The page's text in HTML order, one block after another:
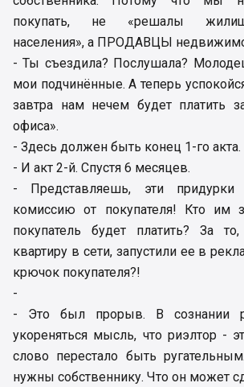
покупать, не «решалы
населения», а ПРОДАВЦЫ
- Ты съездила? Послушала?
мои подчинённые. А теперь
завтра нам нечем будет платить
офиса».
- Здесь должен быть конец 1-го акта.
- И акт 2-й. Спустя 6 месяцев.
- Представляешь, эти придурки
комиссию от покупателя! Кто им
покупатель будет платить? За
квартиру в сети, запустили ее в
крючок покупателя?!
-
- Это был прорыв. В сознании
укореняться мысль, что риэлтор -
слово перестало быть
нужны собственнику. Что он может